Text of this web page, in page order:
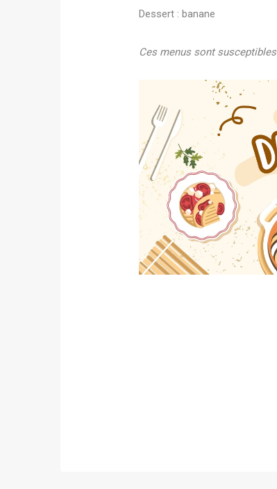
Dessert : banane
Ces menus sont